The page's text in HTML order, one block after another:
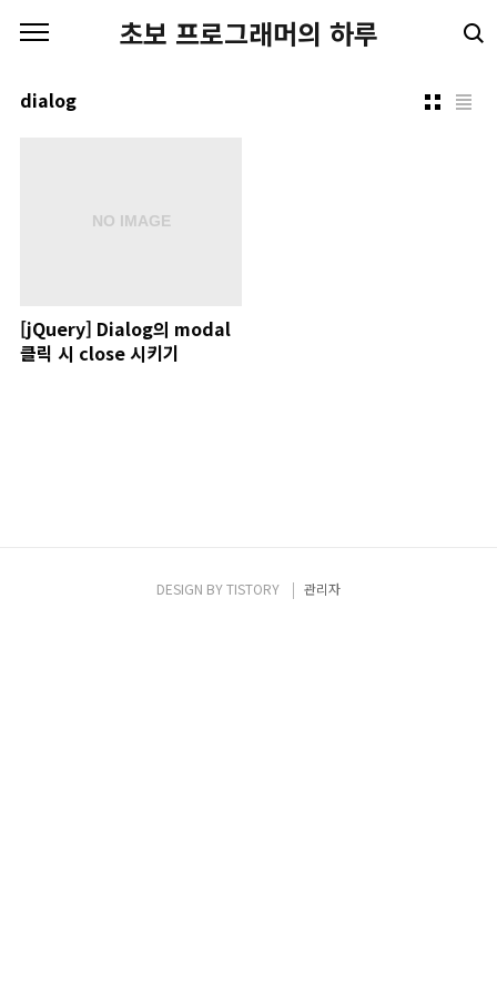
초보 프로그래머의 하루
dialog
[jQuery] Dialog의 modal
클릭 시 close 시키기
DESIGN BYTISTORY 관리자